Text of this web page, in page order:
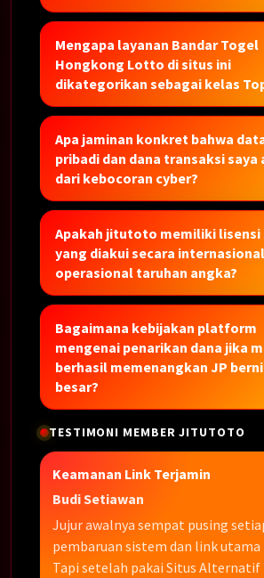
Mengapa layanan Bandar Togel
Hongkong Lotto di situs ini
dikategorikan sebagai kelas
Apa jaminan konkret bahwa
pribadi dan dana transaksi saya
dari kebocoran cyber?
Apakah jitutoto memiliki lisensi
yang diakui secara
operasional taruhan angka?
Bagaimana kebijakan platform
mengenai penarikan dana jika
berhasil memenangkan JP
besar?
TESTIMONI MEMBER JITUTOTO
Keamanan Link Terjamin
Budi Setiawan
Jujur awalnya sempat pusing
pembaruan sistem dan link utama
Tapi setelah pakai Situs Alternatif